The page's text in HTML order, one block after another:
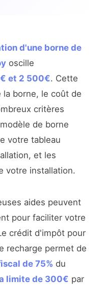
d'une borne de
oscille
et 2 500€. Cette
borne, le coût de
critères
de borne
votre tableau
et les
votre installation.
aides peuvent
pour faciliter votre
crédit d'impôt pour
recharge permet de
de 75% du
limite de 300€ par